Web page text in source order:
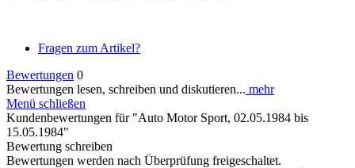
Fragen zum Artikel?
Bewertungen 0
Bewertungen lesen, schreiben und diskutieren... mehr
Menü schließen
Kundenbewertungen für "Auto Motor Sport, 02.05.1984 bis
15.05.1984"
Bewertung schreiben
Bewertungen werden nach Überprüfung freigeschaltet.